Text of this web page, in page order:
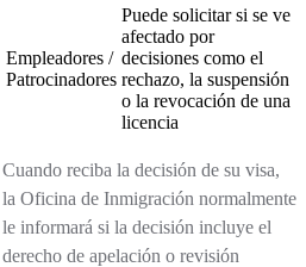
Empleadores /
Patrocinadores
Puede solicitar si se ve
afectado por
decisiones como el
rechazo, la suspensión
o la revocación de una
licencia
Cuando reciba la decisión de su visa,
la Oficina de Inmigración normalmente
le informará si la decisión incluye el
derecho de apelación o revisión